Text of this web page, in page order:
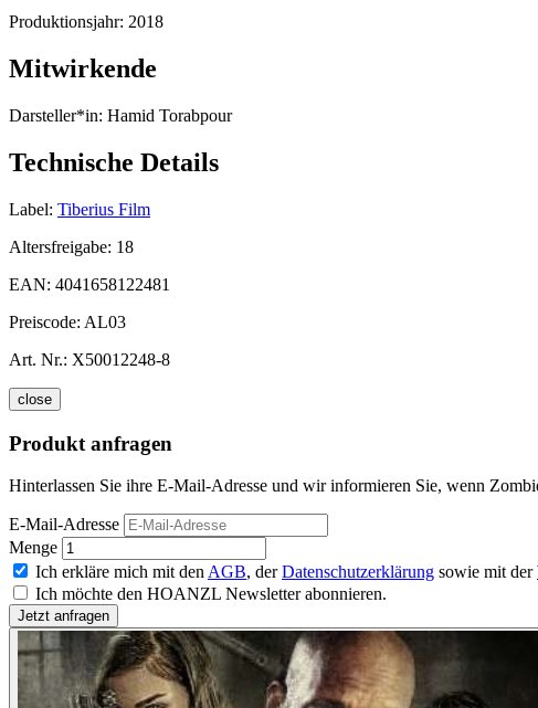
Produktionsjahr: 2018
Mitwirkende
Darsteller*in: Hamid Torabpour
Technische Details
Label: Tiberius Film
Altersfreigabe: 18
EAN: 4041658122481
Preiscode: AL03
Art. Nr.: X50012248-8
close
Produkt anfragen
Hinterlassen Sie ihre E-Mail-Adresse und wir informieren Sie, wenn
E-Mail-Adresse
Menge
Ich erkläre mich mit den AGB, derDatenschutzerklärung sowie mit der
Ich möchte den HOANZL Newsletter abonnieren.